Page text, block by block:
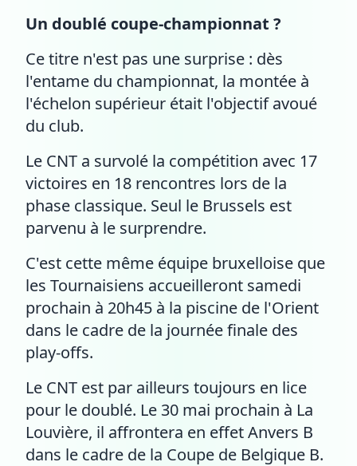
Un doublé coupe-championnat ?
Ce titre n'est pas une surprise : dès
l'entame du championnat, la montée à
l'échelon supérieur était l'objectif avoué
du club.
Le CNT a survolé la compétition avec 17
victoires en 18 rencontres lors de la
phase classique. Seul le Brussels est
parvenu à le surprendre.
C'est cette même équipe bruxelloise que
les Tournaisiens accueilleront samedi
prochain à 20h45 à la piscine de l'Orient
dans le cadre de la journée finale des
play-offs.
Le CNT est par ailleurs toujours en lice
pour le doublé. Le 30 mai prochain à La
Louvière, il affrontera en effet Anvers B
dans le cadre de la Coupe de Belgique B.